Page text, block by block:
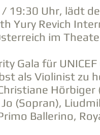
Uhr, lädt
Yury Revich
im
Gala für
als Violinist
Hörbiger
(Sopran),
Ballerino,